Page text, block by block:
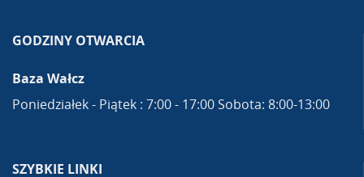
GODZINY OTWARCIA
Baza Wałcz
Poniedziałek - Piątek : 7:00 - 17:00 Sobota: 8:00-13:00
SZYBKIE LINKI